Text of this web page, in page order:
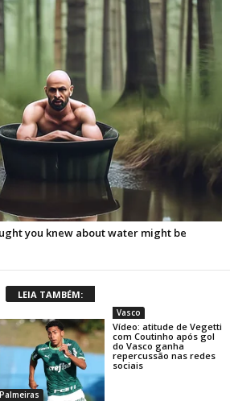
LEIA TAMBÉM:
Palmeiras
Vasco
Vídeo: atitude de Vegetti
com Coutinho após gol
do Vasco ganha
repercussão nas redes
sociais